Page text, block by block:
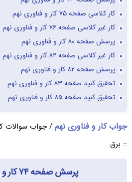
کار کلاسی صفحه ۷۵ کار و فناوری نهم
کار غیر کلاسی صفحه ۷۶ کار و فناوری نهم
پرسش صفحه ۸۰ کار و فناوری نهم
کار غیر کلاسی صفحه ۸۲ کار و فناوری نهم
پرسش صفحه ۸۲ کار و فناوری نهم
تحقیق کنید صفحه ۸۳ کار و فناوری نهم
تحقیق کنید صفحه ۸۵ کار و فناوری نهم
جواب کار و فناوری نهم
:: برق
پرسش صفحه ۷۴ کار و فناوری نهم